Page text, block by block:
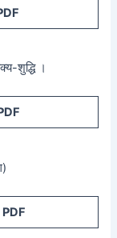
शुद्धि ।
PDF